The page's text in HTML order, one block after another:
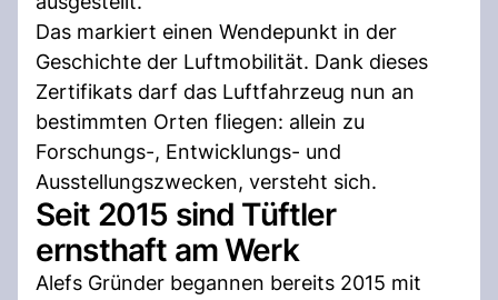
Das markiert einen Wendepunkt in der
Geschichte der Luftmobilität. Dank dieses
Zertifikats darf das Luftfahrzeug nun an
bestimmten Orten fliegen: allein zu
Forschungs-, Entwicklungs- und
Ausstellungszwecken, versteht sich.
Seit 2015 sind Tüftler
ernsthaft am Werk
Alefs Gründer begannen bereits 2015 mit